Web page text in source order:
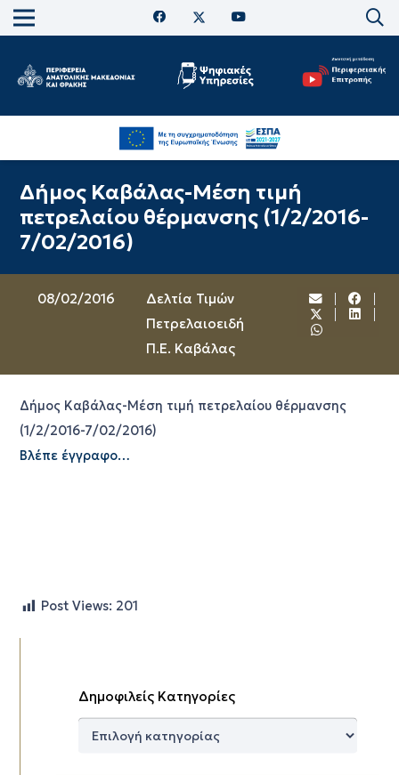
Δήμος Καβάλας-Μέση τιμή
πετρελαίου θέρμανσης (1/2/2016-
7/02/2016)
08/02/2016
Δελτία Τιμών
Πετρελαιοειδή
Π.Ε. Καβάλας
Δήμος Καβάλας-Μέση τιμή πετρελαίου θέρμανσης
(1/2/2016-7/02/2016)
Βλέπε έγγραφο…
Post Views: 201
Δημοφιλείς Κατηγορίες
Δημοφιλείς